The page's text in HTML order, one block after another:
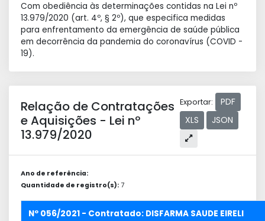
Com obediência às determinações contidas na Lei nº
13.979/2020 (art. 4º, § 2º), que especifica medidas
para enfrentamento da emergência de saúde pública
em decorrência da pandemia do coronavírus (COVID -
19).
Relação de Contratações
e Aquisições - Lei nº
13.979/2020
Exportar:
PDF
XLS
JSON
Ano de referência:
Quantidade de registro(s): 7
Nº 056/2021 - Contratado: DISFARMA SAUDE EIRELI